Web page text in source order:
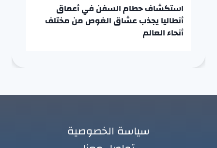
استكشاف حطام السفن في أعماق
أنطاليا يجذب عشاق الغوص من مختلف
أنحاء العالم
سياسة الخصوصية